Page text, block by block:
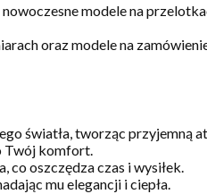
modele na
oraz modele na
światła, tworząc przyjemną
Twój komfort.
co oszczędza czas i wysiłek.
mu elegancji i ciepła.